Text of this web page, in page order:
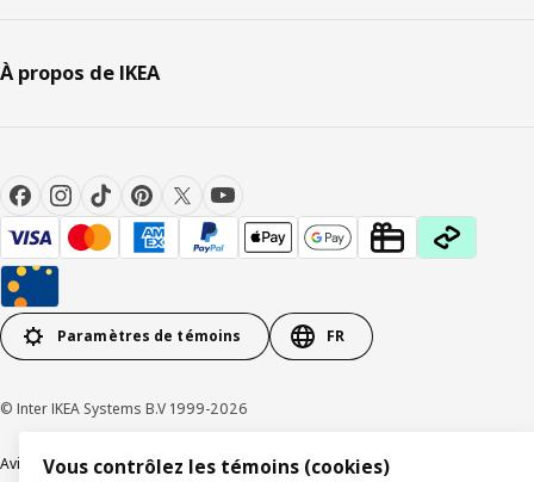
À propos de IKEA
Paramètres de témoins FR
© Inter IKEA Systems B.V 1999-2026
Avis de confidentialitéTémoins de connexion
Vous contrôlez les témoins (cookies)